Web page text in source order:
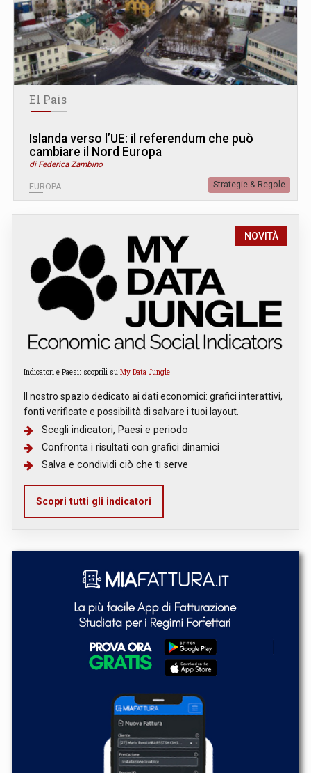
El Pais
Islanda verso l’UE: il referendum che può
cambiare il Nord Europa
di Federica Zambino
EUROPA Strategie & Regole
NOVITÀ
Indicatori e Paesi: scoprili su My Data Jungle
Il nostro spazio dedicato ai dati economici: grafici interattivi,
fonti verificate e possibilità di salvare i tuoi layout.
Scegli indicatori, Paesi e periodo
Confronta i risultati con grafici dinamici
Salva e condividi ciò che ti serve
Scopri tutti gli indicatori